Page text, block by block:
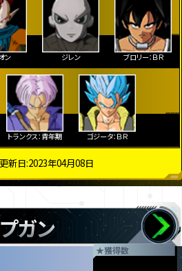
ン ジレン ブロリー：ＢＲ
トランクス：青年期 ゴジータ：ＢＲ
新日:2023年04月08日
ガン
★獲得数